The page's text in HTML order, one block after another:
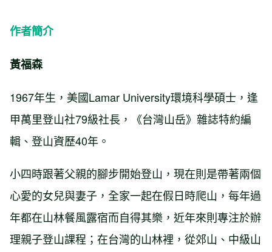
作者簡介
黃福森
1967年生，美國Lamar University環境科學碩士，逢
甲萬里登山社79級社長，《台灣山岳》雜誌特約編
輯、登山資歷40年。
小四時跟著父親的腳步開始登山，現在則是帶著兩個
心愛的女兒與妻子，全家一起在假日時爬山，每年過
年都在山林餐風露宿而自得其樂，近年來則專注於辦
理親子登山課程；在台灣的山林裡，從郊山、中級山